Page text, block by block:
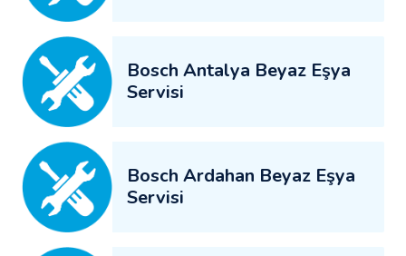
Bosch Antalya Beyaz Eşya
Servisi
Bosch Ardahan Beyaz Eşya
Servisi